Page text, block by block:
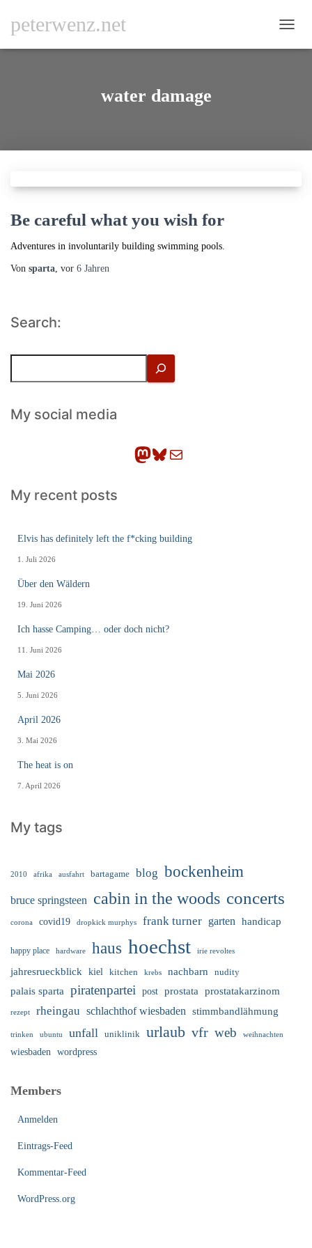
peterwenz.net
water damage
Be careful what you wish for
Adventures in involuntarily building swimming pools.
Von sparta, vor 6 Jahren
Search:
h
eMy social media
Mastodon Bluesky E-Mail
My recent posts
Elvis has definitely left the f*cking building
1. Juli 2026
Über den Wäldern
19. Juni 2026
Ich hasse Camping… oder doch nicht?
11. Juni 2026
Mai 2026
5. Juni 2026
April 2026
3. Mai 2026
The heat is on
7. April 2026
My tags
2010 afrika ausfahrt bartagame blog bockenheim
bruce springsteen cabin in the woods concerts
corona covid19 dropkick murphys frank turner garten handicap
happy place hardware haus hoechst irie revoltes
jahresrueckblick kiel kitchen krebs nachbarn nudity
palais sparta piratenpartei post prostata prostatakarzinom
rezept rheingau schlachthof wiesbaden stimmbandlähmung
trinken ubuntu unfall uniklinik urlaub vfr web weihnachten
wiesbaden wordpress
Members
Anmelden
Eintrags-Feed
Kommentar-Feed
WordPress.org